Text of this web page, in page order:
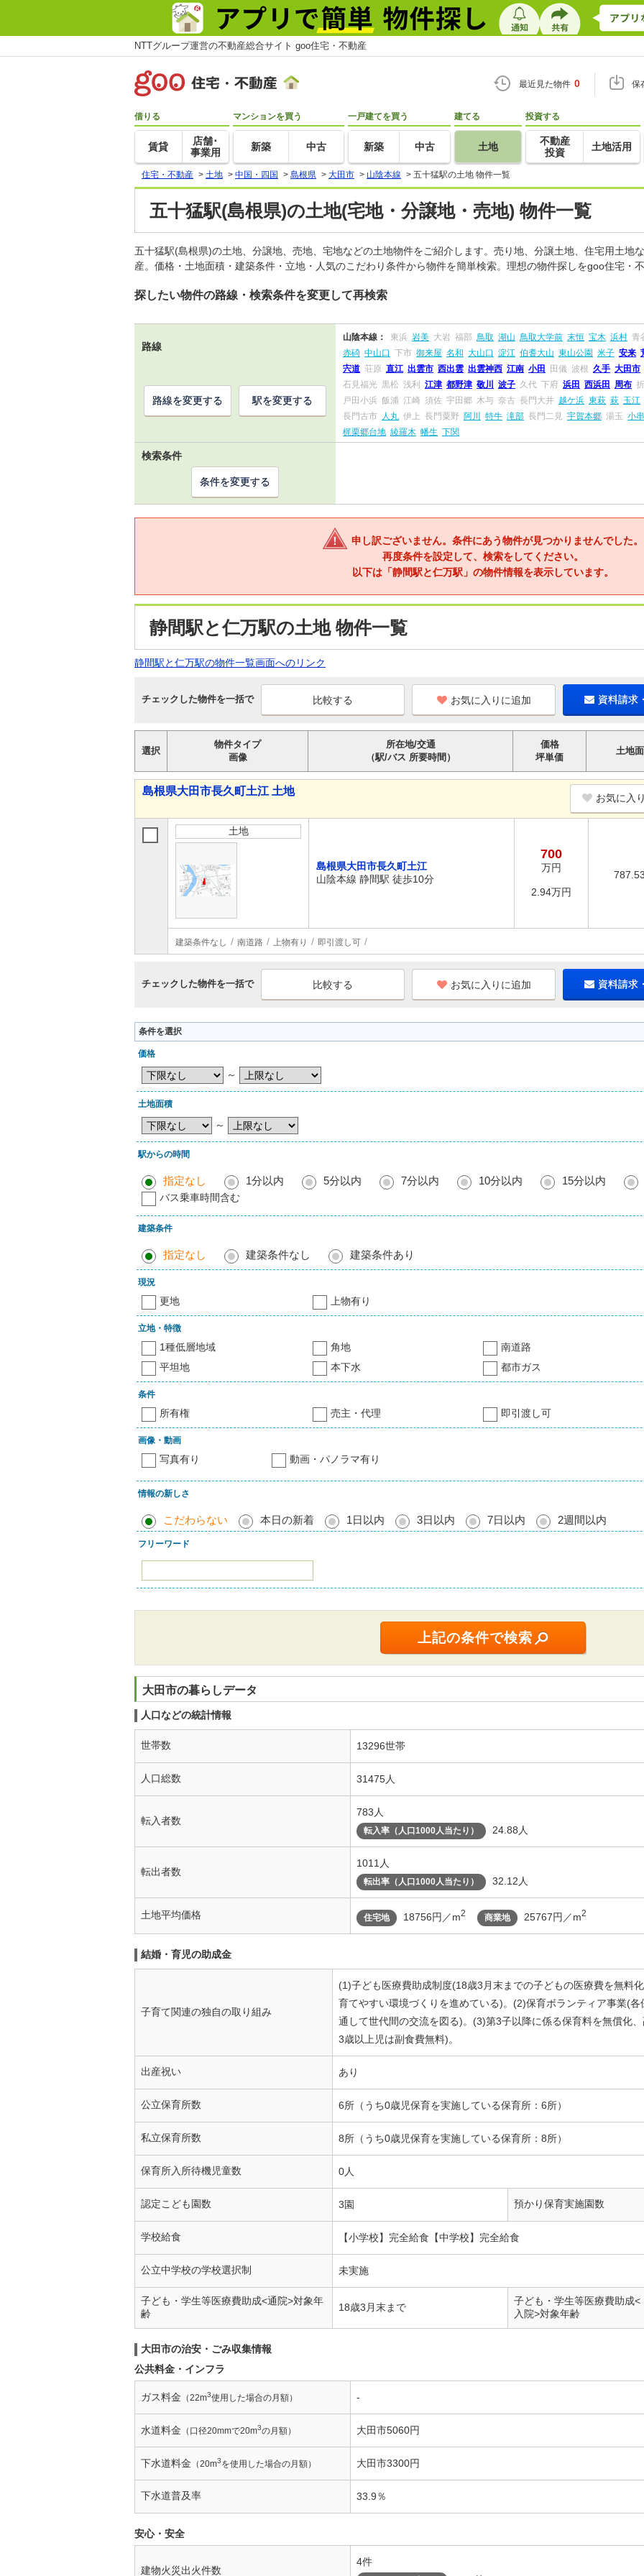
NTTグループ運営の不動産総合サイト goo住宅・不動産
最近見た物件 0 保
借りる
賃貸
店舗･
事業用
マンションを買う
新築 中古
一戸建てを買う
新築 中古
建てる
土地
投資する
不動産
投資
土地活用
住宅・不動産 > 土地 > 中国・四国 > 島根県 > 大田市 > 山陰本線 > 五十猛駅の土地 物件一覧
五十猛駅(島根県)の土地(宅地・分譲地・売地) 物件一覧
五十猛駅(島根県)の土地、分譲地、売地、宅地などの土地物件をご紹介します。売り地、分譲土地、住宅用土地
産。価格・土地面積・建築条件・立地・人気のこだわり条件から物件を簡単検索。理想の物件探しをgoo住宅・
探したい物件の路線・検索条件を変更して再検索
路線
山陰本線： 東浜 岩美 大岩 福部 鳥取 湖山 鳥取大学前 末恒 宝木 浜村 青
赤碕 中山口 下市 御来屋 名和 大山口 淀江 伯耆大山 東山公園 米子 安来
宍道 荘原 直江 出雲市 西出雲 出雲神西 江南 小田 田儀 波根 久手 大田市
石見福光 黒松 浅利 江津 都野津 敬川 波子 久代 下府 浜田 西浜田 周布
戸田小浜 飯浦 江崎 須佐 宇田郷 木与 奈古 長門大井 越ケ浜 東萩 萩 玉江
長門古市 人丸 伊上 長門粟野 阿川 特牛 滝部 長門二見 宇賀本郷 湯玉 小串
梶栗郷台地 綾羅木 幡生 下関
路線を変更する 駅を変更する
検索条件
条件を変更する
申し訳ございません。条件にあう物件が見つかりませんでした。
再度条件を設定して、検索をしてください。
以下は「静間駅と仁万駅」の物件情報を表示しています。
静間駅と仁万駅の土地 物件一覧
静間駅と仁万駅の物件一覧画面へのリンク
チェックした物件を一括で お気に入りに追加 資料請求
選択
物件タイプ
画像
所在地/交通
（駅/バス 所要時間）
価格
坪単価
土地
島根県大田市長久町土江 土地
お気に入
土地
島根県大田市長久町土江
山陰本線 静間駅 徒歩10分
700
万円
2.94万円
建築条件なし 南道路 上物有り 即引渡し可
チェックした物件を一括で お気に入りに追加 資料請求
条件を選択
価格
～
土地面積
～
駅からの時間
指定なし 1分以内 5分以内 7分以内 10分以内 15分以内
バス乗車時間含む
建築条件
指定なし 建築条件なし 建築条件あり
現況
更地 上物有り
立地・特徴
1種低層地域 角地
南道路
平坦地
本下水 都市ガス
条件
所有権 売主・代理 即引渡し可
画像・動画
写真有り 動画・パノラマ有り
情報の新しさ
こだわらない 本日の新着 1日以内 3日以内 7日以内 2週間以内
フリーワード
大田市の暮らしデータ
人口などの統計情報
世帯数 13296世帯
人口総数 31475人
転入者数
783人
転入率（人口1000人当たり） 24.88人
転出者数
1011人
転出率（人口1000人当たり） 32.12人
土地平均価格 住宅地 18756円／m2 商業地 25767円／m2
結婚・育児の助成金
子育て関連の独自の取り組み
(1)子ども医療費助成制度(18歳3月末までの子どもの医療費を無料
育てやすい環境づくりを進めている)。(2)保育ボランティア事業(
通して世代間の交流を図る)。(3)第3子以降に係る保育料を無償化
3歳以上児は副食費無料)。
出産祝い あり
公立保育所数 6所（うち0歳児保育を実施している保育所：6所）
私立保育所数 8所（うち0歳児保育を実施している保育所：8所）
保育所入所待機児童数 0人
認定こども園数 3園 預かり保育実施園数
学校給食 【小学校】完全給食【中学校】完全給食
公立中学校の学校選択制 未実施
子ども・学生等医療費助成<通院>対象年
齢
18歳3月末まで
子ども・学生等医療費助成<
入院>対象年齢
大田市の治安・ごみ収集情報
公共料金・インフラ
ガス料金 （22m3使用した場合の月額） -
水道料金 （口径20mmで20m3の月額） 大田市5060円
下水道料金 （20m3を使用した場合の月額） 大田市3300円
下水道普及率 33.9％
安心・安全
建物火災出火件数
4件